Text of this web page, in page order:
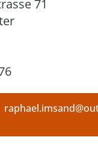
71
raphael.imsand@o